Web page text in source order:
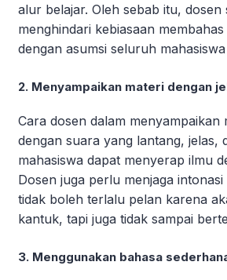
alur belajar. Oleh sebab itu, dosen
menghindari kebiasaan
dengan asumsi seluruh
2. Menyampaikan materi dengan
Cara dosen dalam menyampaikan
dengan suara yang lantang, jelas,
mahasiswa dapat menyerap ilmu
Dosen juga perlu menjaga
tidak boleh terlalu pelan karena
kantuk, tapi juga tidak sampai
3. Menggunakan bahasa